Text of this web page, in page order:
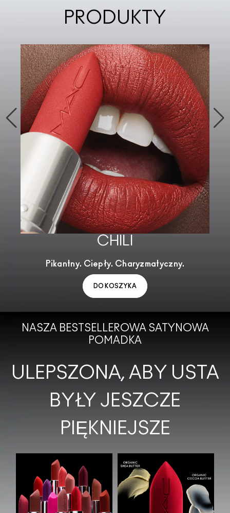
PRODUKTY
CHILI
Pikantny. Ciepły. Charyzmatyczny.
DO KOSZYKA
NASZA BESTSELLEROWA SATYNOWA
POMADKA
ULEPSZONA, ABY USTA
BYŁY JESZCZE
PIĘKNIEJSZE